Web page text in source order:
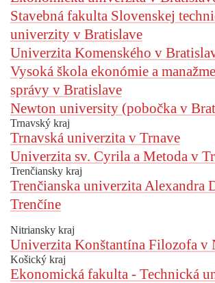
Stavebná fakulta Slovenskej
univerzity v Bratislave
Univerzita Komenského v
Vysoká škola ekonómie a
správy v Bratislave
Newton university (pobočka v
Trnavský kraj
Trnavská univerzita v Trnave
Univerzita sv. Cyrila a Metoda v
Trenčiansky kraj
Trenčianska univerzita Alexandra
Trenčíne
Nitriansky kraj
Univerzita Konštantína Filozofa v
Košický kraj
Ekonomická fakulta - Technická